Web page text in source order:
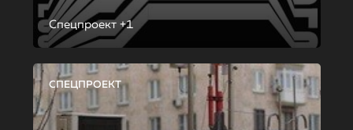
Спецпроект +1
СПЕЦПРОЕКТ